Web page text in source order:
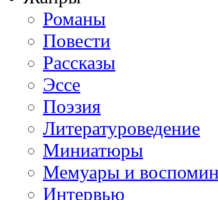
Романы
Повести
Рассказы
Эссе
Поэзия
Литературоведение
Миниатюры
Мемуары и
Интервью